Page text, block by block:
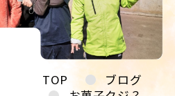
TOP
ブログ